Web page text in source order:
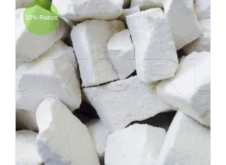
30% Rabatt